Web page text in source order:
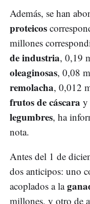
Además, se han
proteicos
millones
de industria, 0,19
oleaginosas, 0,08
remolacha, 0,012
frutos de cáscara y
legumbres, ha
nota.
Antes del 1 de
dos anticipos: uno
acoplados a la
millones, y otro de